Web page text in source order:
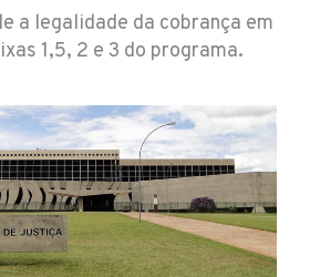
a legalidade da cobrança em
1,5, 2 e 3 do programa.